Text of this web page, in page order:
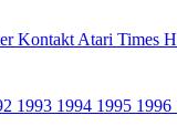
Kontakt Atari Times
1993 1994 1995 1996